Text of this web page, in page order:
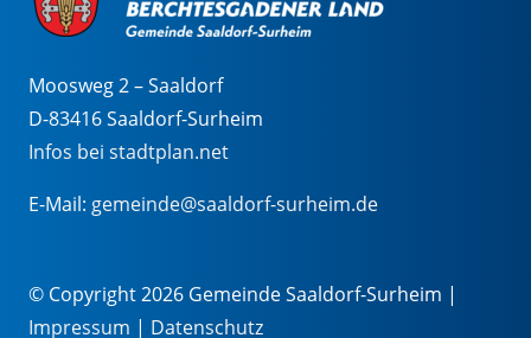
Moosweg 2 – Saaldorf
D-83416 Saaldorf-Surheim
Infos bei stadtplan.net
E-Mail: gemeinde@saaldorf-surheim.de
© Copyright 2026 Gemeinde Saaldorf-Surheim |
Impressum | Datenschutz